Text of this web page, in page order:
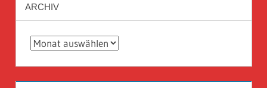
ARCHIV
Archiv